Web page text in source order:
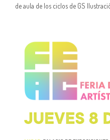
de aula de los ciclos de GS